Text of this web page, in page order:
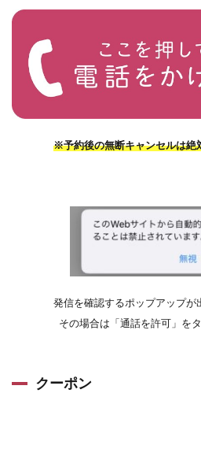
※予約後の無断キャンセルは絶
発信を確認するポップアップが
その場合は「通話を許可」を
クーポン